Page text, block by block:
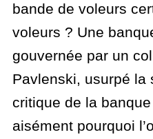
bande de voleurs
voleurs ? Une
gouvernée par un
Pavlenski, usurpé la
critique de la
aisément pourquoi